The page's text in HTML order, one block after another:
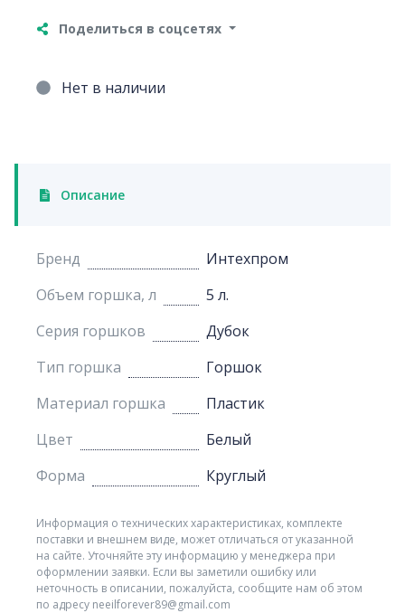
Поделиться в соцсетях
Нет в наличии
Описание
Бренд
Интехпром
Объем горшка, л
5 л.
Серия горшков
Дубок
Тип горшка
Горшок
Материал горшка
Пластик
Цвет
Белый
Форма
Круглый
Информация о технических характеристиках, комплекте
поставки и внешнем виде, может отличаться от указанной
на сайте. Уточняйте эту информацию у менеджера при
оформлении заявки. Если вы заметили ошибку или
неточность в описании, пожалуйста, сообщите нам об этом
по адресу neeilforever89@gmail.com